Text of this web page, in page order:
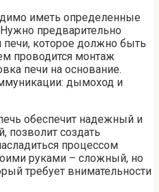
иметь определенные
предварительно
печи, которое должно быть
проводится монтаж
печи на основание.
дымоход и
обеспечит надежный и
позволит создать
процессом
руками – сложный, но
требует внимательности